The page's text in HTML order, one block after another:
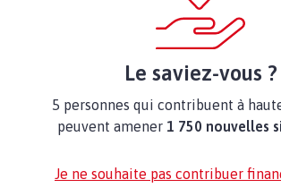
Le saviez-vous ?
5 personnes qui contribuent à
peuvent amener 1 750 nouvelles
Je ne souhaite pas contribuer